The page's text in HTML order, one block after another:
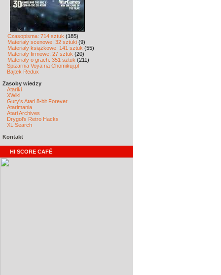
Czasopisma: 714 sztuk (185)
Materiały scenowe: 32 sztuki (9)
Materiały książkowe: 141 sztuk (55)
Materiały firmowe: 27 sztuk (20)
Materiały o grach: 351 sztuk (211)
Spiżarnia Voya na Chomikuj.pl
Bajtek Redux
Zasoby wiedzy
Atariki
XWiki
Gury's Atari 8-bit Forever
Atarimania
Atari Archives
Drygol's Retro Hacks
XL Search
Kontakt
HI SCORE CAFÉ